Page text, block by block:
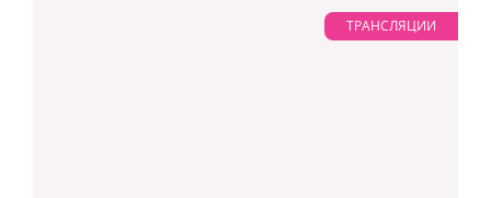
ТРАНСЛЯЦИИ